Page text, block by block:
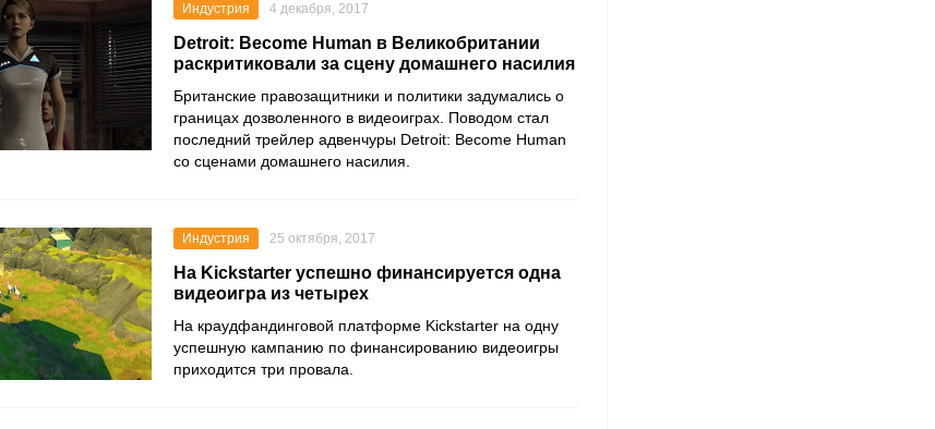
Индустрия 4 декабря, 2017
Detroit: Become Human в Великобритании
раскритиковали за сцену домашнего насилия
Британские правозащитники и политики задумались о
границах дозволенного в видеоиграх. Поводом стал
последний трейлер адвенчуры Detroit: Become Human
со сценами домашнего насилия.
Индустрия 25 октября, 2017
На Kickstarter успешно финансируется одна
видеоигра из четырех
На краудфандинговой платформе Kickstarter на одну
успешную кампанию по финансированию видеоигры
приходится три провала.